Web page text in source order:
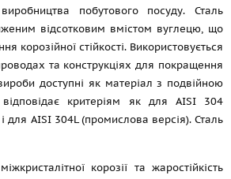
побутового посуду. Сталь
відсотковим вмістом вуглецю, що
корозійної стійкості. Використовується
та конструкціях для покращення
доступні як матеріал з подвійною
відповідає критеріям як для AISI 304
для AISI 304L (промислова версія). Сталь
корозії та жаростійкість